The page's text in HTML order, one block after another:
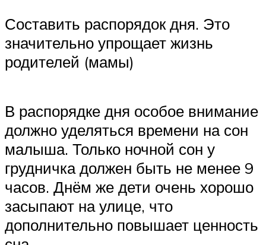
Составить распорядок дня. Это
значительно упрощает жизнь
родителей (мамы)
В распорядке дня особое внимание
должно уделяться времени на сон
малыша. Только ночной сон у
грудничка должен быть не менее 9
часов. Днём же дети очень хорошо
засыпают на улице, что
дополнительно повышает ценность